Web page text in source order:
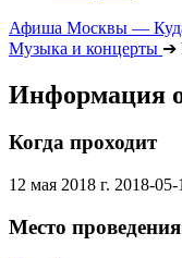
Афиша Москвы —
Музыка и концерты ➔
Информация
Когда проходит
12 мая 2018 г. 2018-05-
Место проведения